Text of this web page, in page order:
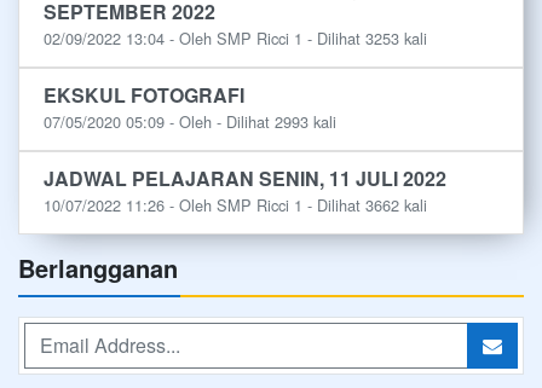
SEPTEMBER 2022
02/09/2022 13:04 - Oleh SMP Ricci 1 - Dilihat 3253 kali
EKSKUL FOTOGRAFI
07/05/2020 05:09 - Oleh - Dilihat 2993 kali
JADWAL PELAJARAN SENIN, 11 JULI 2022
10/07/2022 11:26 - Oleh SMP Ricci 1 - Dilihat 3662 kali
Berlangganan